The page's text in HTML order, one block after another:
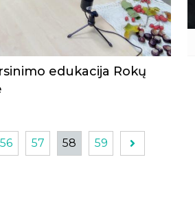
edukacija Rokų
56 57 58 59